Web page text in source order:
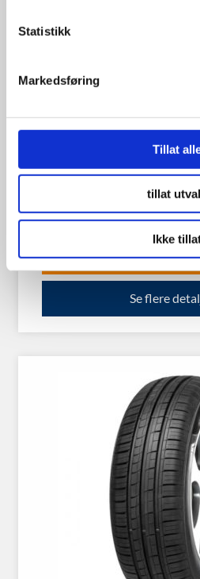
Statistikk
Markedsføring
Tillat
tillat
Ikke
Landsail CT6
kr
Se flere